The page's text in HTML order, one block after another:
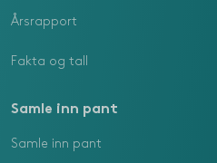
Årsrapport
Fakta og tall
Samle inn pant
Samle inn pant